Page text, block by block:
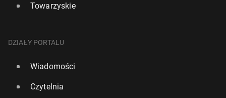
Towarzyskie
DZIAŁY PORTALU
Wiadomości
Czytelnia